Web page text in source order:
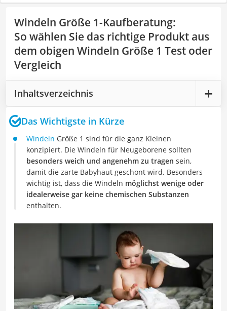
Windeln Größe 1-Kaufberatung:
So wählen Sie das richtige Produkt aus
dem obigen Windeln Größe 1 Test oder
Vergleich
Inhaltsverzeichnis
Das Wichtigste in Kürze
Windeln Größe 1 sind für die ganz Kleinen
konzipiert. Die Windeln für Neugeborene sollten
besonders weich und angenehm zu tragen sein,
damit die zarte Babyhaut geschont wird. Besonders
wichtig ist, dass die Windeln möglichst wenige oder
idealerweise gar keine chemischen Substanzen
enthalten.